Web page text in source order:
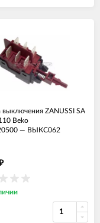
выключения ZANUSSI SA
Beko
— ВЫКС062